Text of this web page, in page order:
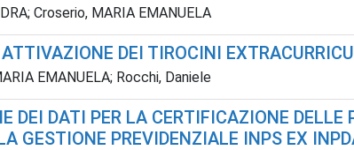
Croserio, MARIA EMANUELA
DEI TIROCINI
EMANUELA; Rocchi, Daniele
DEI DATI PER LA CERTIFICAZIONE
GESTIONE PREVIDENZIALE INPS EX